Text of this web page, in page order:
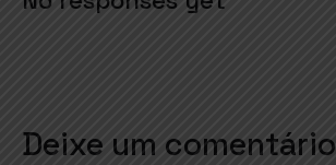
Deixe um comentário